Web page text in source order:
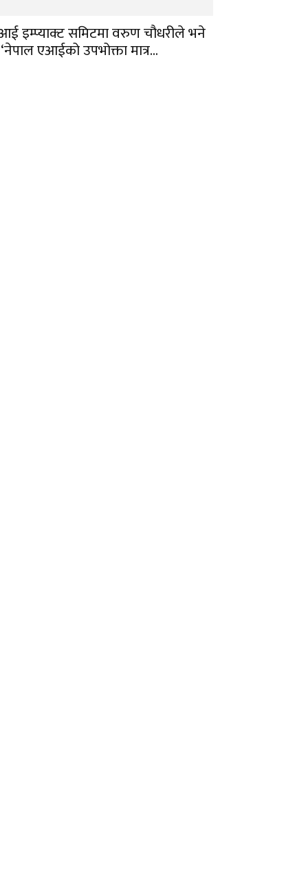
इम्प्याक्ट समिटमा वरुण चौधरीले भने
एआईको उपभोक्ता मात्र...